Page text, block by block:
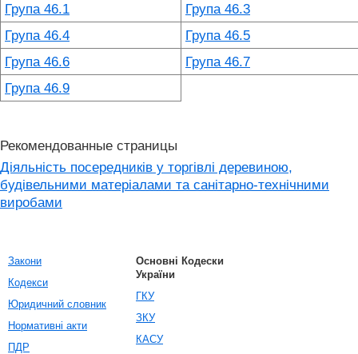
Група 46.1
Група 46.3
Група 46.4
Група 46.5
Група 46.6
Група 46.7
Група 46.9
Рекомендованные страницы
Діяльність посередників у торгівлі деревиною,
будівельними матеріалами та санітарно-технічними
виробами
Закони
Кодекси
Юридичний словник
Нормативні акти
ПДР
Основні Кодески
України
ГКУ
ЗКУ
КАСУ